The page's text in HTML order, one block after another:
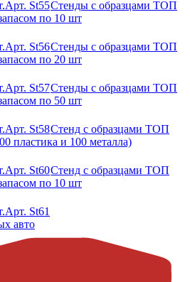
Арт. St55Стенды с образцами ТОП
по 10 шт
Арт. St56Стенды с образцами ТОП
по 20 шт
Арт. St57Стенды с образцами ТОП
по 50 шт
Арт. St58Стенд с образцами ТОП
пластика и 100 металла)
Арт. St60Стенд с образцами ТОП
по 10 шт
Арт. St61
авто